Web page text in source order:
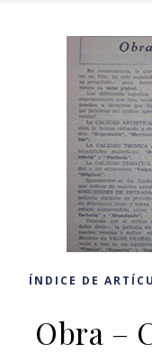
ÍNDICE DE
Obra –